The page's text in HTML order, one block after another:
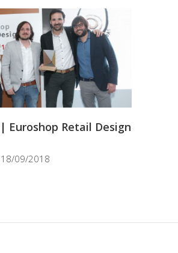
| Euroshop Retail Design
18/09/2018